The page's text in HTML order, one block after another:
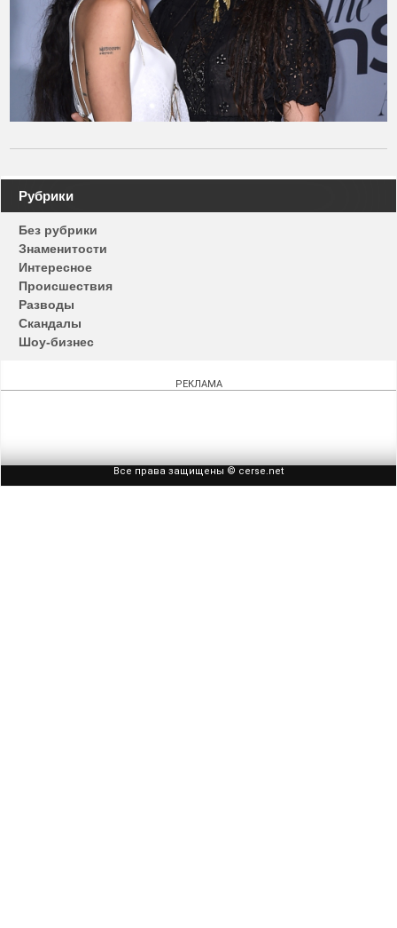
Навигация
по
записям
Рубрики
Без рубрики
Знаменитости
Интересное
Происшествия
Разводы
Скандалы
Шоу-бизнес
РЕКЛАМА
Все права защищены © cerse.net